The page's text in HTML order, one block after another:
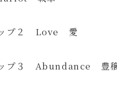
プ２ Love 愛
豊